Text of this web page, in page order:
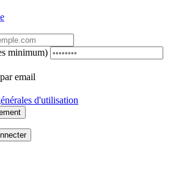
minimum)
email
d'utilisation